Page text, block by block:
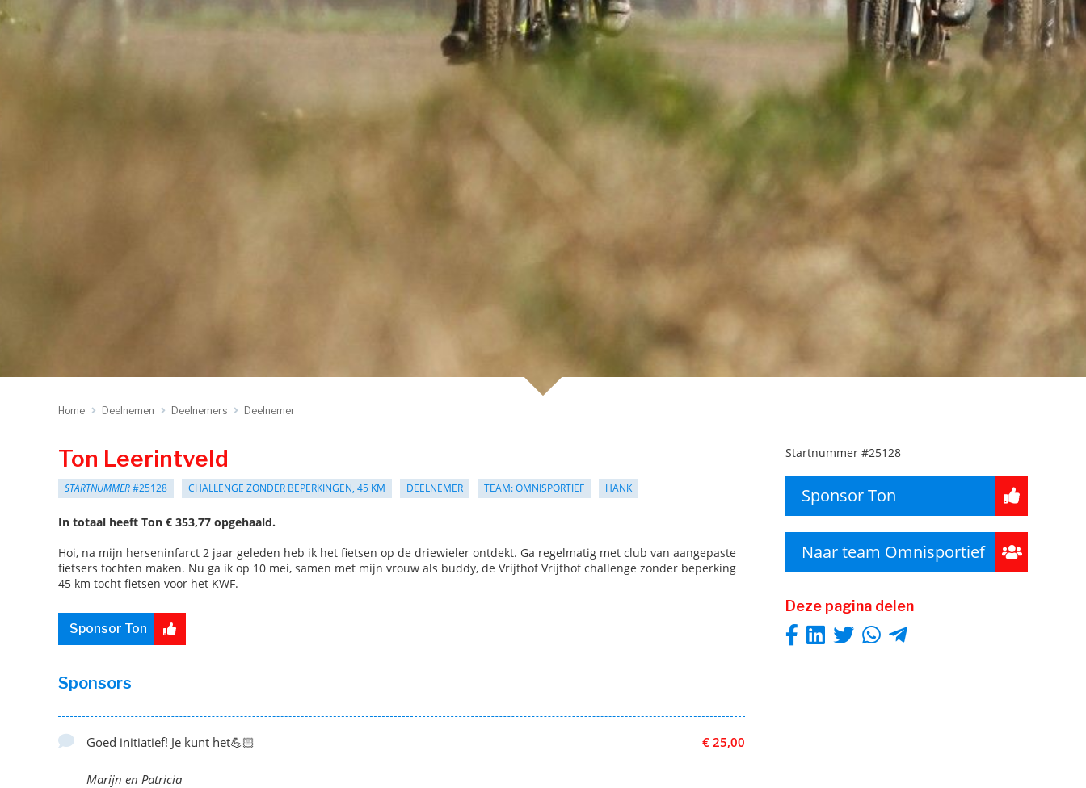
Home Deelnemen Deelnemers Deelnemer
Ton Leerintveld
STARTNUMMER#25128 CHALLENGE ZONDER BEPERKINGEN, 45 KM DEELNEMER TEAM: OMNISPORTIEF HANK
In totaal heeft Ton € 353,77 opgehaald.
Hoi, na mijn herseninfarct 2 jaar geleden heb ik het fietsen op de driewieler ontdekt. Ga regelmatig met club van aangepaste
fietsers tochten maken. Nu ga ik op 10 mei, samen met mijn vrouw als buddy, de Vrijthof Vrijthof challenge zonder beperking
45 km tocht fietsen voor het KWF.
Sponsor Ton
Startnummer #25128
Sponsor Ton
Naar team Omnisportief
Deze pagina delen
Sponsors
€ 25,00
Goed initiatief! Je kunt het💪🏻
Marijn en Patricia